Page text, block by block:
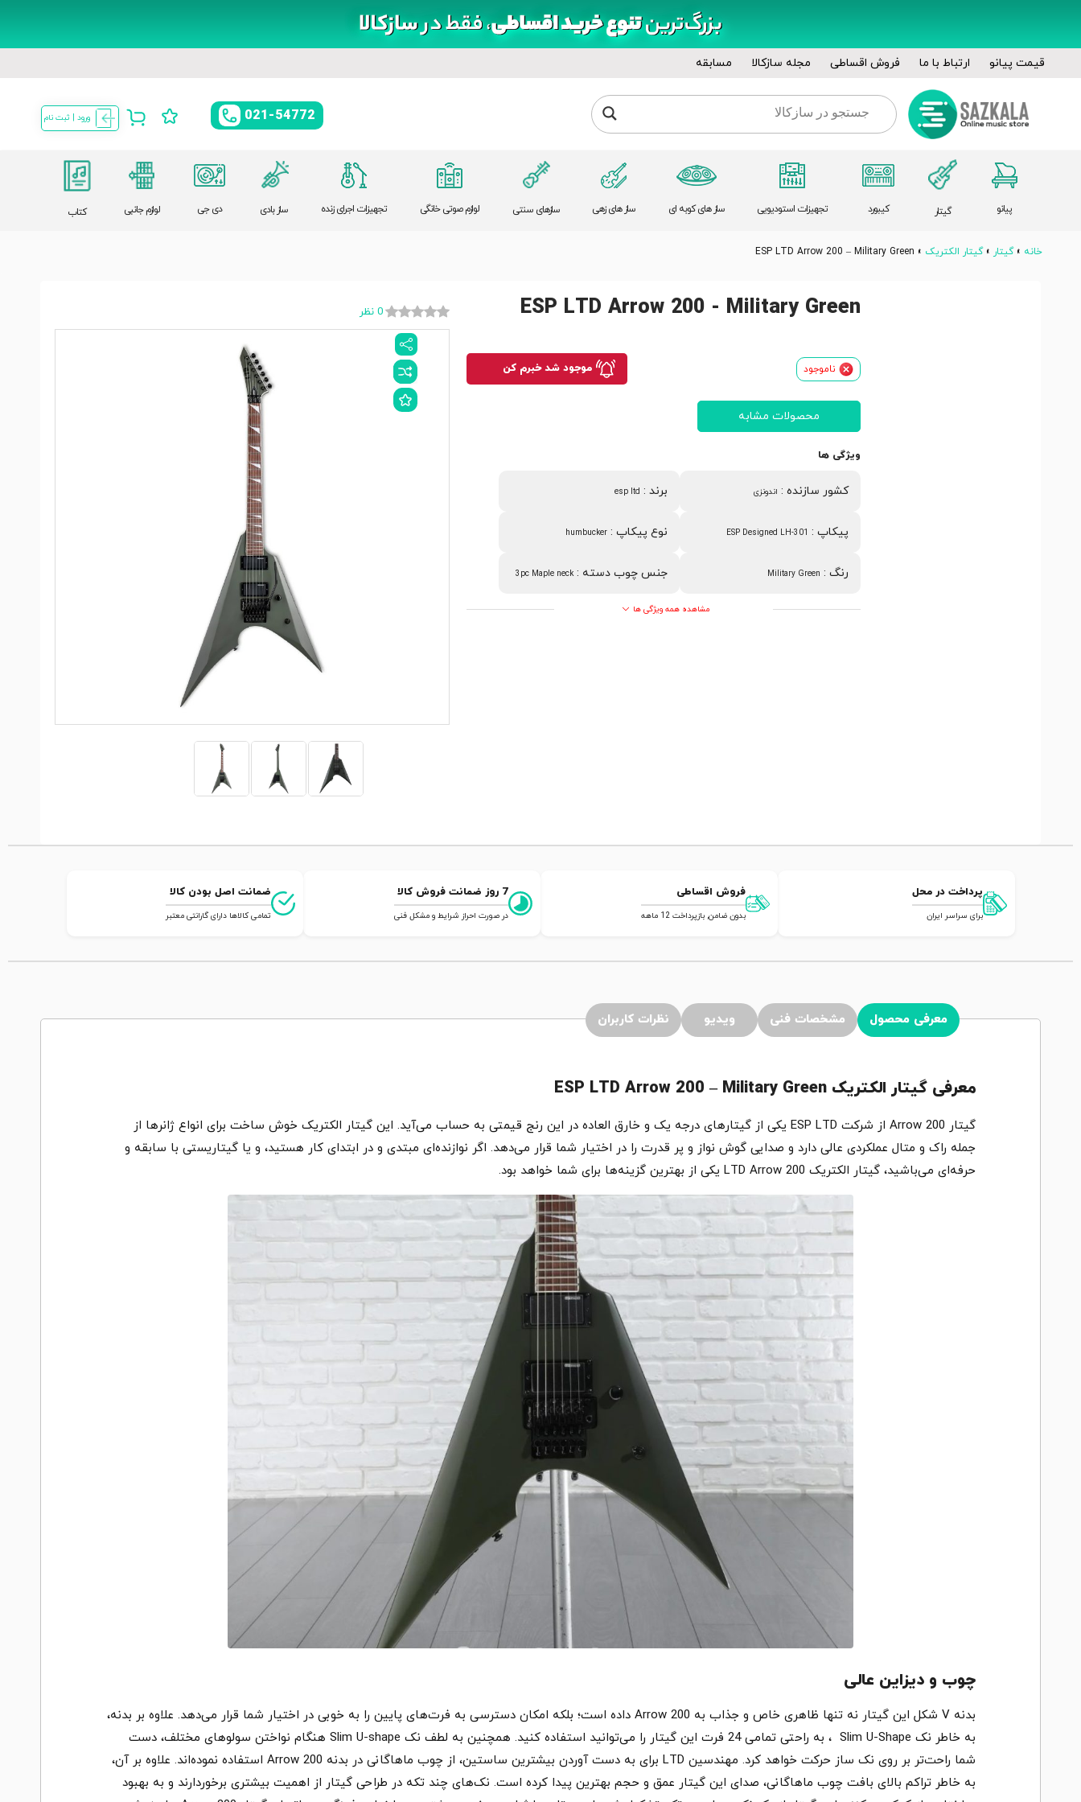
قیمت پیانو ارتباط با ما فروش اقساطی مجله سازکالا مسابقه
ورود | ثبت نام 021-54772
پیانو گیتار کیبورد تجهیزات استودیویی ساز های کوبه ای ساز های زهی سازهای سنتی لوازم صوتی خانگی تجهیزات اجرای زنده ساز بادی دی جی لوازم جانبی کتاب
خانه »گیتار »گیتار الکتریک »
ESP LTD Arrow 200 – Military Green
ESP LTD Arrow 200 - Military Green
موجود شد خبرم کن ناموجود
محصولات مشابه
ویژگی ها
کشور سازنده: اندونزی برند:
esp ltd
پیکاپ:
ESP Designed LH-301 نوع پیکاپ:
humbucker
رنگ:
Military Green جنس چوب دسته :
3pc Maple neck
مشاهده همه ویژگی ها
0 نظر
پرداخت در محل
برای سراسر ایران
فروش اقساطی
بدون ضامن, بازپرداخت 12 ماهه
7 روز ضمانت فروش کالا
در صورت احراز شرایط و مشکل فنی
ضمانت اصل بودن کالا
تمامی کالاها دارای گارانتی معتبر
معرفی محصول مشخصات فنی ویدیو نظرات کاربران
معرفی گیتار الکتریک ESP LTD Arrow 200 – Military Green
گیتار Arrow 200 از شرکت ESP LTD یکی از گیتارهای درجه یک و خارق العاده در این رنج قیمتی به حساب می‌آید. این گیتار الکتریک خوش ساخت برای انواع ژانرها از
جمله راک و متال عملکردی عالی دارد و صدایی گوش نواز و پر قدرت را در اختیار شما قرار می‌دهد. اگر نوازنده‌ای مبتدی و در ابتدای کار هستید، و یا گیتاریستی با سابقه و
حرفه‌ای می‌باشید، گیتار الکتریک LTD Arrow 200 یکی از بهترین گزینه‌ها برای شما خواهد بود.
چوب و دیزاین عالی
بدنه V شکل این گیتار نه تنها ظاهری خاص و جذاب به Arrow 200 داده است؛ بلکه امکان دسترسی به فرت‌های پایین را به خوبی در اختیار شما قرار می‌دهد. علاوه بر بدنه،
به خاطر نک Slim U-Shape ، به راحتی تمامی 24 فرت این گیتار را می‌توانید استفاده کنید. همچنین به لطف نک Slim U-shape هنگام نواختن سولوهای مختلف، دست
شما راحت‌تر بر روی نک ساز حرکت خواهد کرد. مهندسین LTD برای به دست آوردن بیشترین ساستین، از چوب ماهاگانی در بدنه Arrow 200 استفاده نموده‌اند. علاوه بر آن،
به خاطر تراکم بالای بافت چوب ماهاگانی، صدای این گیتار عمق و حجم بهترین پیدا کرده است. نک‌های چند تکه در طراحی گیتار از اهمیت بیشتری برخوردارند و به بهبود